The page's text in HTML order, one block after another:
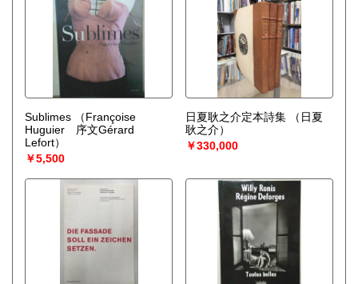
Sublimes
（Françoise
Huguier 序文Gérard
Lefort）
￥5,500
日夏耿之介定本詩集
（日夏
耿之介）
￥330,000